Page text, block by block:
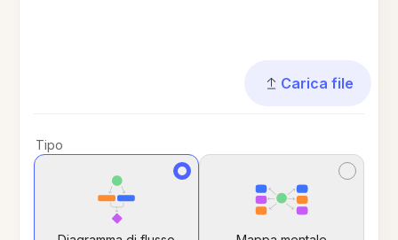
Carica file
Tipo